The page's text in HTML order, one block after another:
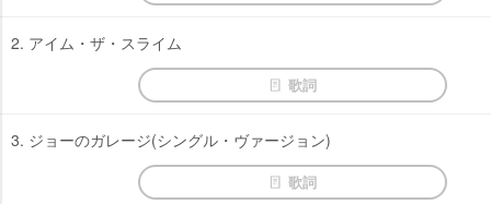
2. アイム・ザ・スライム
歌詞
3. ジョーのガレージ(シングル・ヴァージョン)
歌詞